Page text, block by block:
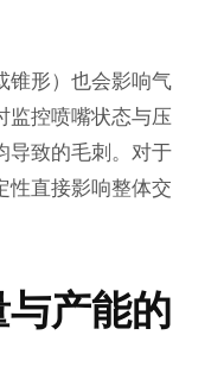
锥形）也会影响气
监控喷嘴状态与压
导致的毛刺。对于
性直接影响整体交
产能的